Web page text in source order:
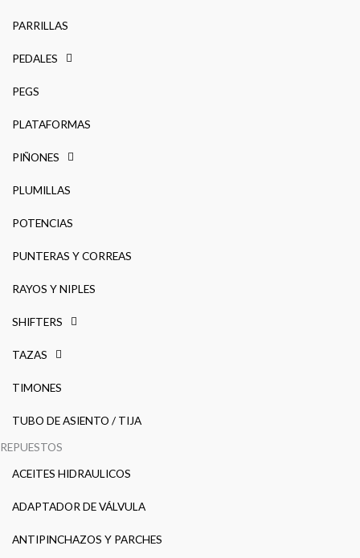
PARRILLAS
PEDALES
PEGS
PLATAFORMAS
PIÑONES
PLUMILLAS
POTENCIAS
PUNTERAS Y CORREAS
RAYOS Y NIPLES
SHIFTERS
TAZAS
TIMONES
TUBO DE ASIENTO / TIJA
REPUESTOS
ACEITES HIDRAULICOS
ADAPTADOR DE VÁLVULA
ANTIPINCHAZOS Y PARCHES